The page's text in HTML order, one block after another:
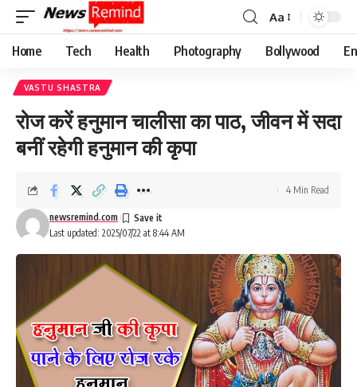
Font
Resizer
Aa
Home Tech Health Photography Bollywood
VASTU SHASTRA
रोज करें हनुमान चालीसा का पाठ, जीवन में सदा
बनीं रहेगी हनुमान की कृपा
Last updated: 2025/07/22 at 8:44 AM
newsremind.com
4 Min Read